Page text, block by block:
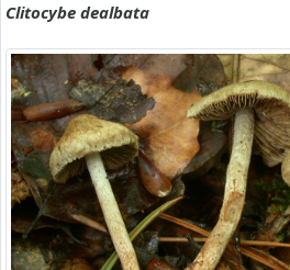
Clitocybe dealbata